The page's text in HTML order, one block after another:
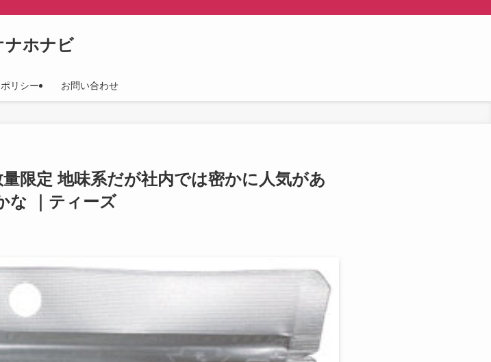
ナホナビ
リシー お問い合わせ
限定 地味系だが社内では密かに人気があ
な ｜ティーズ